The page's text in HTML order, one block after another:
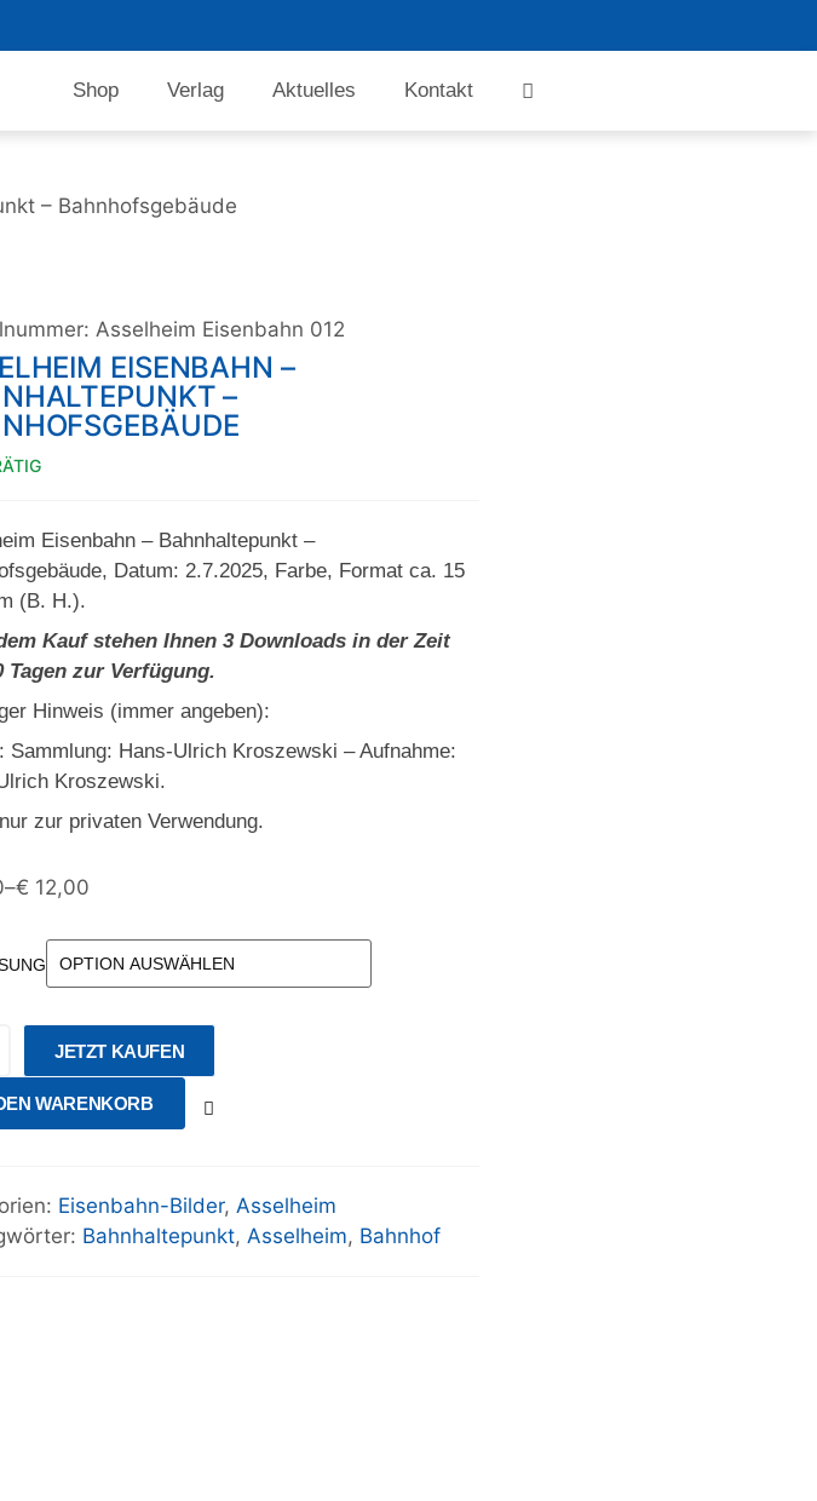
Shop Verlag Aktuelles Kontakt
– Bahnhofsgebäude
Asselheim Eisenbahn 012
EISENBAHN –
–
Eisenbahn – Bahnhaltepunkt –
Datum: 2.7.2025, Farbe, Format ca. 15
(B. H.).
Kauf stehen Ihnen 3 Downloads in der Zeit
Tagen zur Verfügung.
Hinweis (immer angeben):
Sammlung: Hans-Ulrich Kroszewski – Aufnahme:
Kroszewski.
zur privaten Verwendung.
–€ 12,00
JETZT KAUFEN
WARENKORB
Eisenbahn-Bilder, Asselheim
Bahnhaltepunkt, Asselheim, Bahnhof